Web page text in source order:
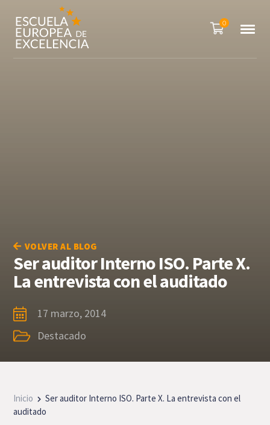
0
VOLVER AL BLOG
Ser auditor Interno ISO. Parte X.
La entrevista con el auditado
17 marzo, 2014
Destacado
Inicio
Ser auditor Interno ISO. Parte X. La entrevista con el
auditado